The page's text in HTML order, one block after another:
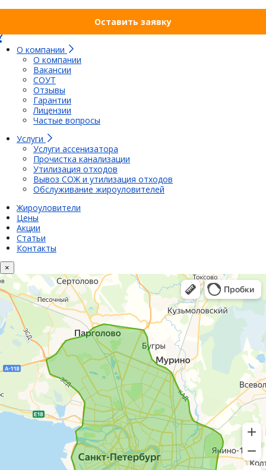
Оставить заявку
О компании
О компании
Вакансии
СОУТ
Отзывы
Гарантии
Лицензии
Частые вопросы
Услуги
Услуги ассенизатора
Прочистка канализации
Утилизация отходов
Вывоз СОЖ и утилизация отходов
Обслуживание жироуловителей
Жироуловители
Цены
Акции
Статьи
Контакты
×